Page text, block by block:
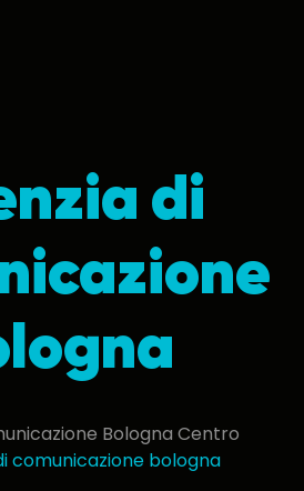
di
Bologna Centro
comunicazione bologna